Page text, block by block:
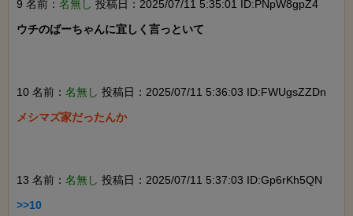
9 名前： 名無し 投稿日：2025/07/11 5:35:01 ID:PNpW8gpZ4
ウチのばーちゃんに宜しく言っといて
10 名前： 名無し 投稿日：2025/07/11 5:36:03 ID:FWUgsZZDn
メシマズ家だったんか
13 名前： 名無し 投稿日：2025/07/11 5:37:03 ID:Gp6rKh5QN
>>10